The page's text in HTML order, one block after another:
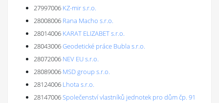
27997006 KZ-mir s.r.o.
28008006 Rana Macho s.r.o.
28014006 KARAT ELIZABET s.r.o.
28043006Geodetické práce Bubla s.r.o.
28072006 NEV EU s.r.o.
28089006 MSD group s.r.o.
28124006 Lhota s.r.o.
28147006Společenství vlastníků jednotek pro dům čp. 91